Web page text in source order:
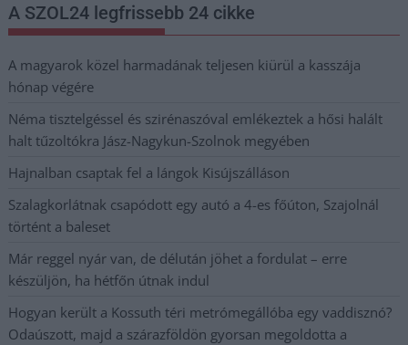
A SZOL24 legfrissebb 24 cikke
A magyarok közel harmadának teljesen kiürül a kasszája
hónap végére
Néma tisztelgéssel és szirénaszóval emlékeztek a hősi halált
halt tűzoltókra Jász-Nagykun-Szolnok megyében
Hajnalban csaptak fel a lángok Kisújszálláson
Szalagkorlátnak csapódott egy autó a 4-es főúton, Szajolnál
történt a baleset
Már reggel nyár van, de délután jöhet a fordulat – erre
készüljön, ha hétfőn útnak indul
Hogyan került a Kossuth téri metrómegállóba egy vaddisznó?
Odaúszott, majd a szárazföldön gyorsan megoldotta a